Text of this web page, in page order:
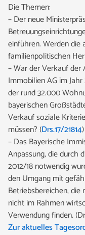
Die Themen:
– Der neue
einführen. Werden
familienpolitischen
– War der Verkauf der
Immobilien AG im
der rund 32.000
bayerischen
Verkauf soziale
müssen? (Drs.17/21814)
– Das Bayerische
Anpassung, die durch
2012/18 notwendig
den Umgang mit
Betriebsbereichen,
nicht im Rahmen
Verwendung finden.
Zur aktuelles